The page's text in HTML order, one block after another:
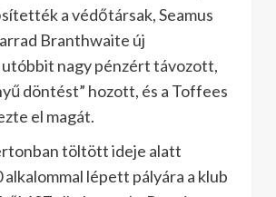
a védőtársak, Seamus
Branthwaite új
nagy pénzért távozott,
döntést” hozott, és a Toffees
el magát.
töltött ideje alatt
alkalommal lépett pályára a klub